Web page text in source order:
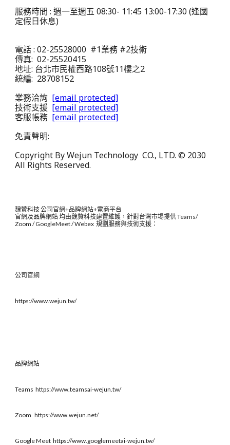
服務時間 : 週一至週五 08:30- 11:45 13:00-17:30 (逢國
定假日休息)
電話 : 02-25528000 #1業務 #2技術
傳真: 02-25520415
地址: 台北市民權西路108號11樓之2
統編: 28708152
業務洽詢 [email protected]
技術支援 [email protected]
客服帳務 [email protected]
免責聲明:
Copyright By Wejun Technology CO., LTD. © 2030
All Rights Reserved.
魏贊科技 公司官網+品牌網站+電商平台
官網及品牌網站 均由魏贊科技建置維護，針對台灣市場提供 Teams/
Zoom / GoogleMeet / Webex 規劃服務與技術支援：​
公司官網
https://www.wejun.tw/
品牌網站
Teams https://www.teamsai-wejun.tw/
Zoom https://www.wejun.net/
Google Meet https://www.googlemeetai-wejun.tw/